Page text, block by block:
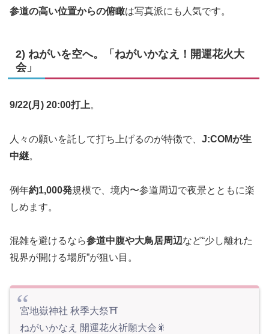
参道の高い位置からの俯瞰は写真派にも人気です。
2) ねがいを空へ。「ねがいかなえ！開運花火大
会」
9/22(月) 20:00打上。
人々の願いを託して打ち上げるのが特徴で、 J:COMが生
中継。
例年約1,000発規模で、境内〜参道周辺で夜景とともに楽
しめます。
混雑を避けるなら参道中腹や大鳥居周辺など“少し離れた
視界が開ける場所”が狙い目。
宮地嶽神社 秋季大祭⛩
ねがいかなえ 開運花火祈願大会🎇